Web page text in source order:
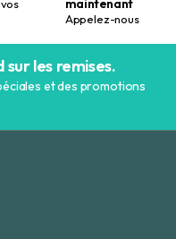
maintenant
Appelez-nous
les remises.
et des promotions